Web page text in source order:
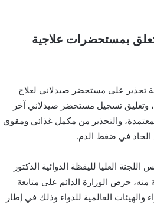
3 تعاميم إدارية لإضافة تحذير على مستحضر صيدلاني لعلاج
وتعليق تسجيل مستحضر صيدلاني آخر
والتحذير من مكمل غذائي ومقوي
الحاد في ضغط الدم.
العليا لليقظة الدوائية الدكتور
في بيان صحافي حصل 24 على نسخة منه، حرص الوزارة الدائم على متابعة
العالمية للدواء وذلك في إطار